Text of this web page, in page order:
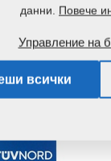
данни. Повече
Управление на
всички